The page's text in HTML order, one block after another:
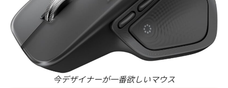
今デザイナーが一番欲しいマウス